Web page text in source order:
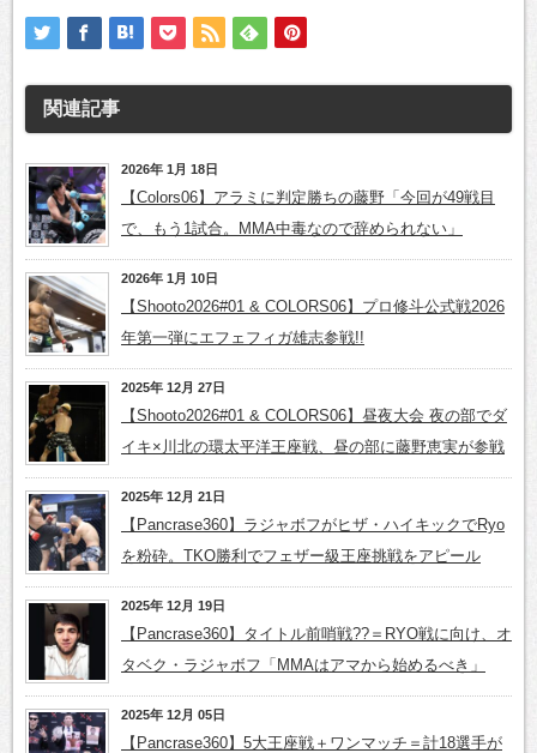
関連記事
2026年 1月 18日
【Colors06】アラミに判定勝ちの藤野「今回が49戦目
で、もう1試合。MMA中毒なので辞められない」
2026年 1月 10日
【Shooto2026#01 & COLORS06】プロ修斗公式戦2026
年第一弾にエフェフィガ雄志参戦!!
2025年 12月 27日
【Shooto2026#01 & COLORS06】昼夜大会 夜の部でダ
イキ×川北の環太平洋王座戦、昼の部に藤野恵実が参戦
2025年 12月 21日
【Pancrase360】ラジャボフがヒザ・ハイキックでRyo
を粉砕。TKO勝利でフェザー級王座挑戦をアピール
2025年 12月 19日
【Pancrase360】タイトル前哨戦??＝RYO戦に向け、オ
タベク・ラジャボフ「MMAはアマから始めるべき」
2025年 12月 05日
【Pancrase360】5大王座戦＋ワンマッチ＝計18選手が